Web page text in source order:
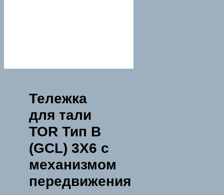
Тележка
для тали
TOR Тип В
(GCL) 3Х6 с
механизмом
передвижения